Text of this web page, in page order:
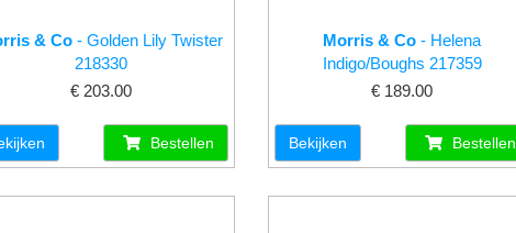
& Co- Golden Lily Twister
218330
€ 203.00
Bestellen
Morris & Co - Helena
Indigo/Boughs 217359
€ 189.00
Bekijken Bestellen